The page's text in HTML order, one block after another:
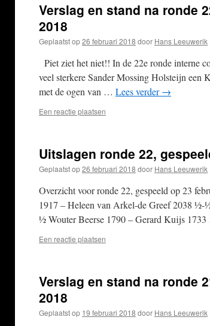
Verslag en stand na ronde
2018
Geplaatst op26 februari 2018 door Hans Leeuwerik
Piet ziet het niet!! In de 22e ronde interne
veel sterkere Sander Mossing Holsteijn een
met de ogen van … Lees verder→
Een reactie plaatsen
Uitslagen ronde 22,
Geplaatst op26 februari 2018 door Hans Leeuwerik
Overzicht voor ronde 22, gespeeld op 23
1917 – Heleen van Arkel-de Greef 2038
½ Wouter Beerse 1790 – Gerard Kuijs
Een reactie plaatsen
Verslag en stand na ronde
2018
Geplaatst op 19 februari 2018 door Hans Leeuwerik